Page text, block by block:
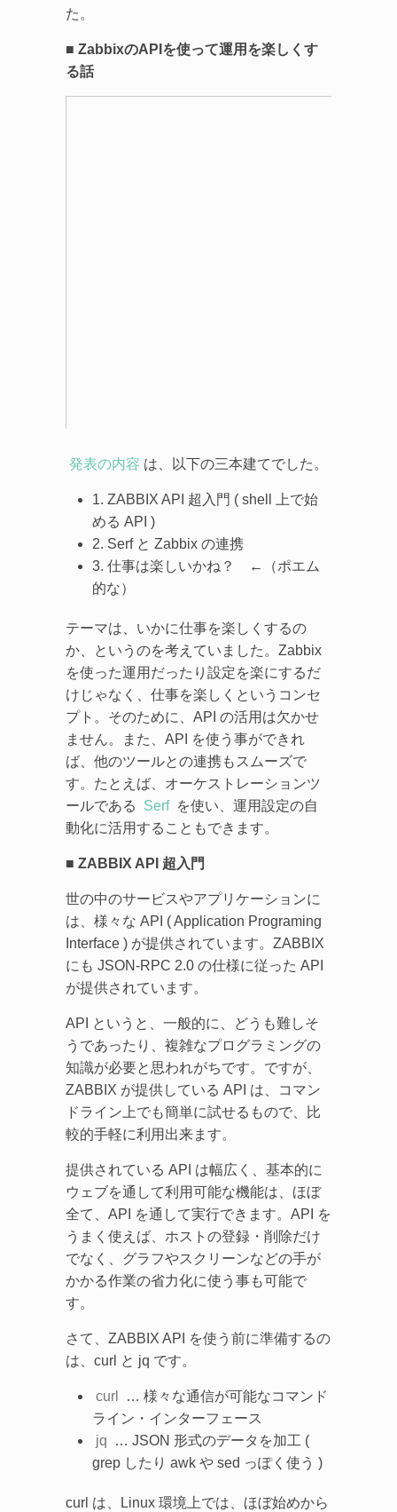
た。
■ ZabbixのAPIを使って運用を楽しくす
る話
発表の内容 は、以下の三本建てでした。
1. ZABBIX API 超入門 ( shell 上で始
める API )
2. Serf と Zabbix の連携
3. 仕事は楽しいかね？ ←（ポエム
的な）
テーマは、いかに仕事を楽しくするの
か、というのを考えていました。Zabbix
を使った運用だったり設定を楽にするだ
けじゃなく、仕事を楽しくというコンセ
プト。そのために、API の活用は欠かせ
ません。また、API を使う事ができれ
ば、他のツールとの連携もスムーズで
す。たとえば、オーケストレーションツ
ールである
Serf を使い、運用設定の自
動化に活用することもできます。
■ ZABBIX API 超入門
世の中のサービスやアプリケーションに
は、様々な API ( Application Programing
Interface ) が提供されています。ZABBIX
にも JSON-RPC 2.0 の仕様に従った API
が提供されています。
API というと、一般的に、どうも難しそ
うであったり、複雑なプログラミングの
知識が必要と思われがちです。ですが、
ZABBIX が提供している API は、コマン
ドライン上でも簡単に試せるもので、比
較的手軽に利用出来ます。
提供されている API は幅広く、基本的に
ウェブを通して利用可能な機能は、ほぼ
全て、API を通して実行できます。API を
うまく使えば、ホストの登録・削除だけ
でなく、グラフやスクリーンなどの手が
かかる作業の省力化に使う事も可能で
す。
さて、ZABBIX API を使う前に準備するの
は、curl と jq です。
curl
… 様々な通信が可能なコマンド
ライン・インターフェース
jq
… JSON 形式のデータを加工 (
grep したり awk や sed っぽく使う )
curl は、Linux 環境上では、ほぼ始めから